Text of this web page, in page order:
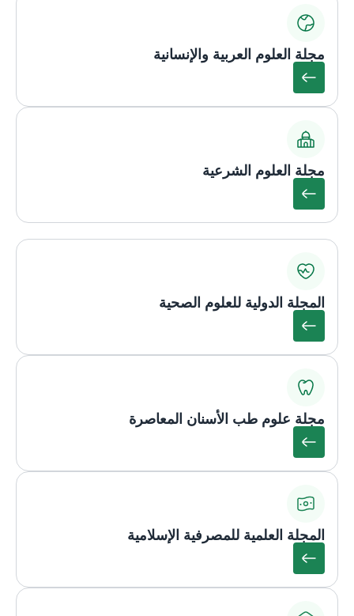
مجلة العلوم العربية والإنسانية
مجلة العلوم الشرعية
المجلة الدولية للعلوم الصحية
مجلة علوم طب الأسنان المعاصرة
المجلة العلمية للمصرفية الإسلامية